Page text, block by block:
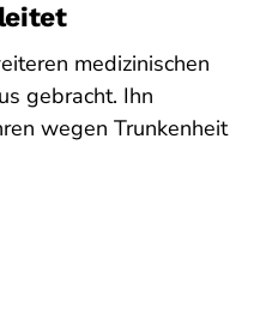
medizinischen
gebracht. Ihn
wegen Trunkenheit